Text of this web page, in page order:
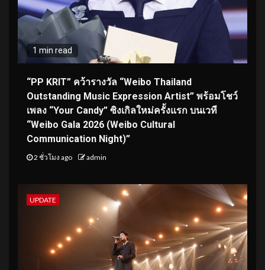
1 min read
“PP KRIT” คว้ารางวัล “Weibo Thailand
Outstanding Music Expression Artist” พร้อมโชว์
เพลง “Your Candy” ซิงเกิลใหม่ครั้งแรก บนเวที
“Weibo Gala 2026 (Weibo Cultural
Communication Night)”
2 ชั่วโมง ago admin
UPDATE